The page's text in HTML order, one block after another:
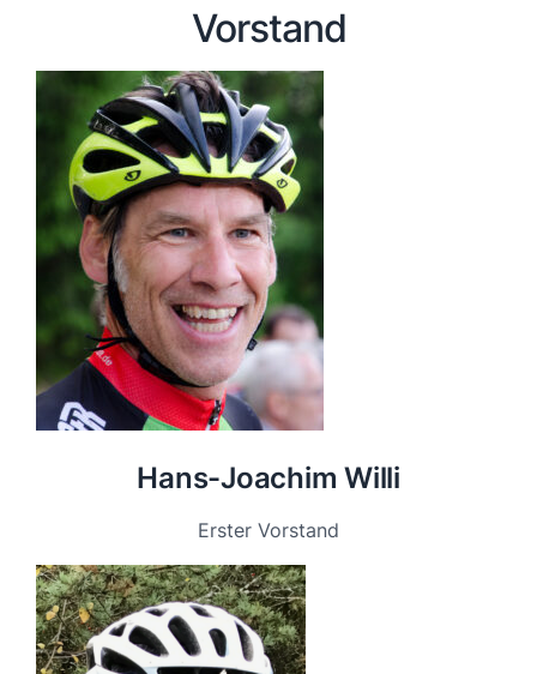
Vorstand
Hans-Joachim Willi
Erster Vorstand